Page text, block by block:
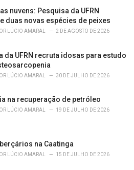
nuvens: Pesquisa da UFRN
duas novas espécies de peixes
LÚCIO AMARAL 2 DE AGOSTO DE 2026
da UFRN recruta idosas para estudo
LÚCIO AMARAL 30 DE JULHO DE 2026
na recuperação de petróleo
LÚCIO AMARAL 19 DE JULHO DE 2026
na Caatinga
LÚCIO AMARAL 15 DE JULHO DE 2026